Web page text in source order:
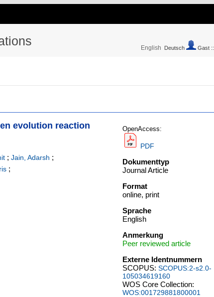
English Deutsch Gast ::
evolution reaction
; Jain, Adarsh ;
;
OpenAccess:
PDF
Dokumenttyp
Journal Article
Format
online, print
Sprache
English
Anmerkung
Peer reviewed article
Externe Identnummern
SCOPUS:SCOPUS:2-s2.0-
105034619160
WOS Core Collection:
WOS:001729881800001